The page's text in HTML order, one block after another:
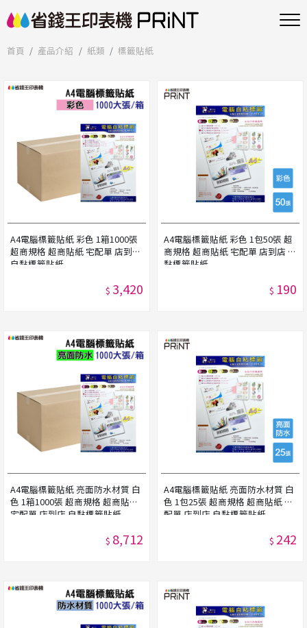
首頁 產品介紹 紙類 標籤貼紙
A4電腦標籤貼紙 彩色 1箱1000張
超商規格 超商貼紙 宅配單 店到店
自黏標籤貼紙
$ 3,420
A4電腦標籤貼紙 彩色 1包50張 超
商規格 超商貼紙 宅配單 店到店 自
黏標籤貼紙
$ 190
A4電腦標籤貼紙 亮面防水材質 白
色 1箱1000張 超商規格 超商貼紙
宅配單 店到店 自黏標籤貼紙
$ 8,712
A4電腦標籤貼紙 亮面防水材質 白
色 1包25張 超商規格 超商貼紙 宅
配單 店到店 自黏標籤貼紙
$ 242